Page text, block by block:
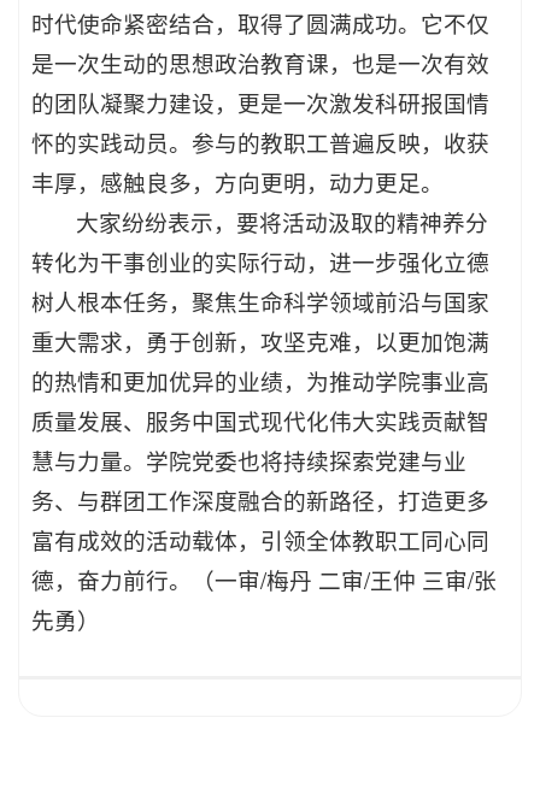
时代使命紧密结合，取得了圆满成功。它不仅
是一次生动的思想政治教育课，也是一次有效
的团队凝聚力建设，更是一次激发科研报国情
怀的实践动员。参与的教职工普遍反映，收获
丰厚，感触良多，方向更明，动力更足。
大家纷纷表示，要将活动汲取的精神养分
转化为干事创业的实际行动，进一步强化立德
树人根本任务，聚焦生命科学领域前沿与国家
重大需求，勇于创新，攻坚克难，以更加饱满
的热情和更加优异的业绩，为推动学院事业高
质量发展、服务中国式现代化伟大实践贡献智
慧与力量。学院党委也将持续探索党建与业
务、与群团工作深度融合的新路径，打造更多
富有成效的活动载体，引领全体教职工同心同
德，奋力前行。（一审/梅丹 二审/王仲 三审/张
先勇）